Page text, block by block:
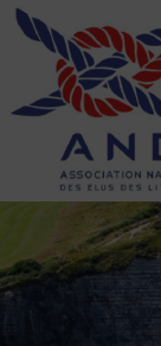
Aller
contenu